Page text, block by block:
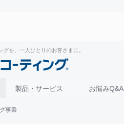
グを、一人ひとりのお客さまに。
製品・サービス お悩みQ&A
事業